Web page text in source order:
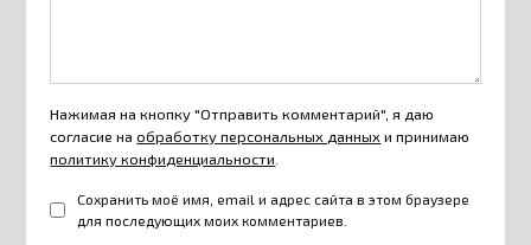
Нажимая на кнопку "Отправить комментарий", я даю
согласие наобработку персональных данныхи принимаю
политику конфиденциальности.
Сохранить моё имя, email и адрес сайта в этом браузере
для последующих моих комментариев.